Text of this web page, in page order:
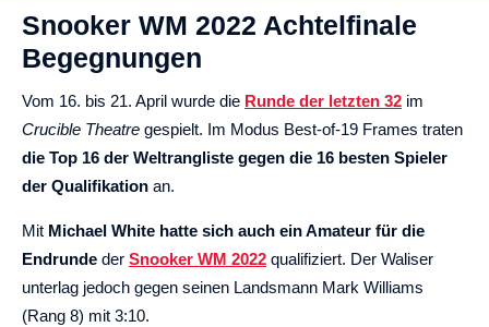
Snooker WM 2022 Achtelfinale
Begegnungen
Vom 16. bis 21. April wurde die Runde der letzten 32 im
Crucible Theatre gespielt. Im Modus Best-of-19 Frames traten
die Top 16 der Weltrangliste gegen die 16 besten Spieler
der Qualifikation an.
Mit Michael White hatte sich auch ein Amateur für die
Endrunde der Snooker WM 2022 qualifiziert. Der Waliser
unterlag jedoch gegen seinen Landsmann Mark Williams
(Rang 8) mit 3:10.